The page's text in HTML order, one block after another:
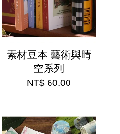
素材豆本 藝術與晴
空系列
NT$ 60.00